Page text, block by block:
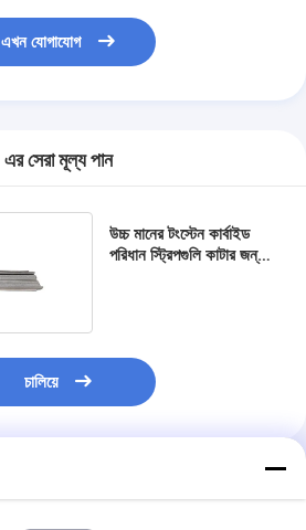
এখন যোগাযোগ
এর সেরা মূল্য পান
উচ্চ মানের টংস্টেন কার্বাইড
পরিধান স্ট্রিপগুলি কাটার জন্য
চালিয়ে